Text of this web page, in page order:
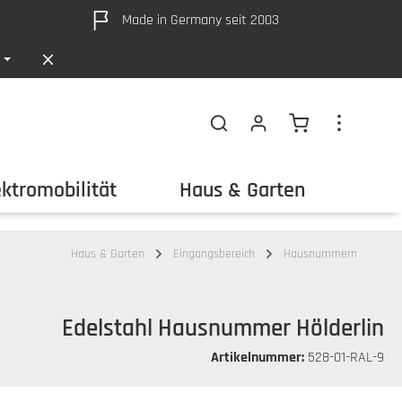
Made in Germany seit 2003
Warenkorb
Haus & Garten
Haus & Garten Eingangsbereich Hausnummern
Edelstahl Hausnummer Hölderlin
Artikelnummer: 528-01-RAL-9